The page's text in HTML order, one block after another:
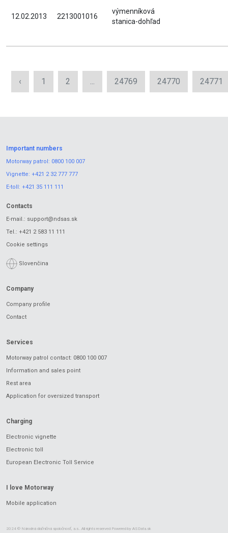
12.02.2013 2213001016
výmenníková
stanica-dohľad
‹ 1 2 ... 24769 24770 24771
Important numbers
Motorway patrol: 0800 100 007
Vignette: +421 2 32 777 777
E-toll: +421 35 111 111
Contacts
E-mail.: support@ndsas.sk
Tel.: +421 2 583 11 111
Cookie settings
Slovenčina
Company
Company profile
Contact
Services
Motorway patrol contact: 0800 100 007
Information and sales point
Rest area
Application for oversized transport
Charging
Electronic vignette
Electronic toll
European Electronic Toll Service
I love Motorway
Mobile application
2024 © Národná diaľničná spoločnosť, a.s.. All rights reserved Powered by ASData.sk